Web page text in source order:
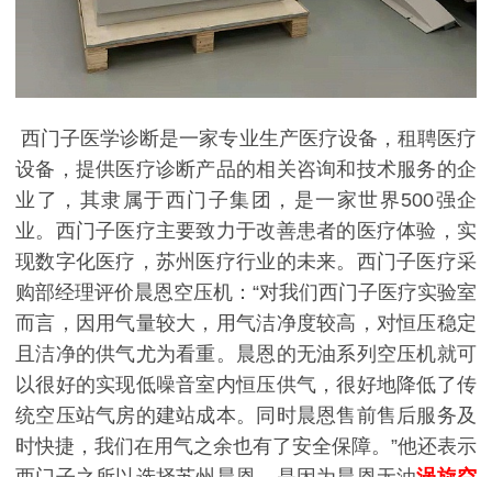
西门子医学诊断是一家专业生产医疗设备，租聘医疗
设备，提供医疗诊断产品的相关咨询和技术服务的企
业了，其隶属于西门子集团，是一家世界500强企
业。西门子医疗主要致力于改善患者的医疗体验，实
现数字化医疗，苏州医疗行业的未来。西门子医疗采
购部经理评价晨恩空压机：“对我们西门子医疗实验室
而言，因用气量较大，用气洁净度较高，对恒压稳定
且洁净的供气尤为看重。晨恩的无油系列空压机就可
以很好的实现低噪音室内恒压供气，很好地降低了传
统空压站气房的建站成本。同时晨恩售前售后服务及
时快捷，我们在用气之余也有了安全保障。”他还表示